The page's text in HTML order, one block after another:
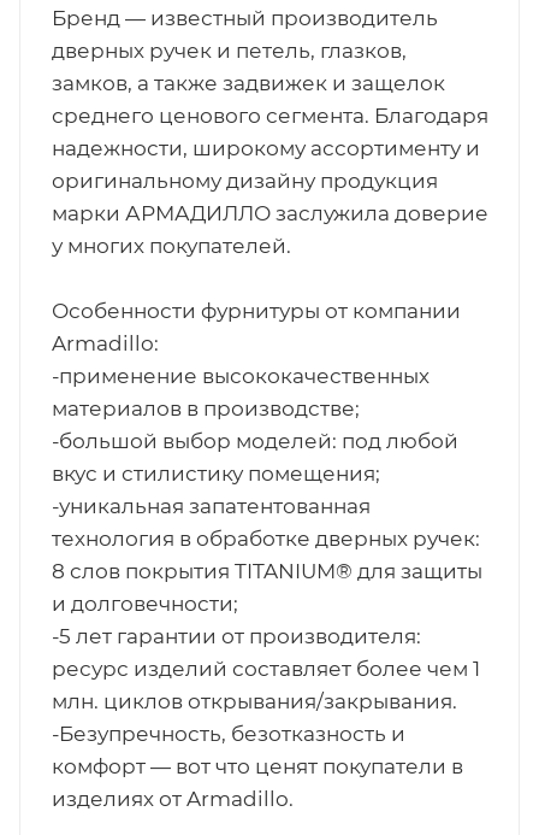
Бренд — известный производитель
дверных ручек и петель, глазков,
замков, а также задвижек и защелок
среднего ценового сегмента. Благодаря
надежности, широкому ассортименту и
оригинальному дизайну продукция
марки АРМАДИЛЛО заслужила доверие
у многих покупателей.
Особенности фурнитуры от компании
Armadillo:
-применение высококачественных
материалов в производстве;
-большой выбор моделей: под любой
вкус и стилистику помещения;
-уникальная запатентованная
технология в обработке дверных ручек:
8 слов покрытия TITANIUM® для защиты
и долговечности;
-5 лет гарантии от производителя:
ресурс изделий составляет более чем 1
млн. циклов открывания/закрывания.
-Безупречность, безотказность и
комфорт — вот что ценят покупатели в
изделиях от Armadillo.